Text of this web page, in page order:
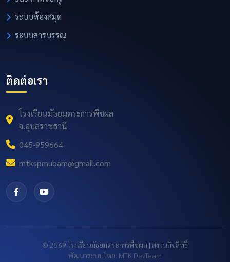
ระบบห้องสมุด
ระบบสารบรรณ
ติดต่อเรา
โรงเรียนมัธยมตระการพืชผล
จ.อุบลราชธานี
045-959664
mtkspmubam@gmail.com
© 2569 โรงเรียนมัธยมตระการพืชผล | สงวนลิขสิทธิ์
พัฒนาระบบโดย: MTK DevTeam